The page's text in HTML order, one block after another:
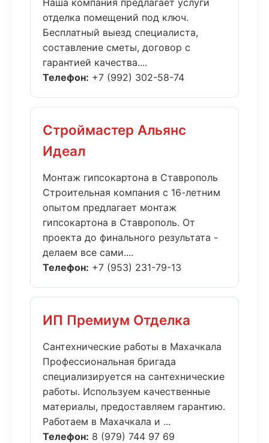
Наша компания предлагает услуги
отделка помещений под ключ.
Бесплатный выезд специалиста,
составление сметы, договор с
гарантией качества....
Телефон: +7 (992) 302-58-74
Строймастер Альянс
Идеал
Монтаж гипсокартона в Ставрополь
Строительная компания с 16-летним
опытом предлагает монтаж
гипсокартона в Ставрополь. От
проекта до финального результата -
делаем все сами....
Телефон: +7 (953) 231-79-13
ИП Премиум Отделка
Сантехнические работы в Махачкала
Профессиональная бригада
специализируется на сантехнические
работы. Используем качественные
материалы, предоставляем гарантию.
Работаем в Махачкала и ...
Телефон: 8 (979) 744 97 69